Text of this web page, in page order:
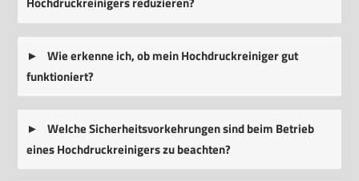
Wie erkenne ich, ob mein Hochdruckreiniger gut
funktioniert?
Welche Sicherheitsvorkehrungen sind beim Betrieb
eines Hochdruckreinigers zu beachten?